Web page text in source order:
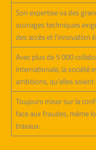
Son expertise va des
ouvrages techniques
des accès et l’innovation
Avec plus de 5 000
internationale, la société
ambitions, qu’elles
Toujours miser sur la
face aux fraudes, même
travaux.